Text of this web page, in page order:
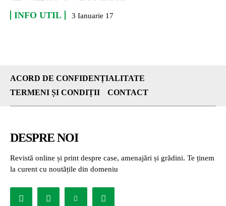
INFO UTIL 3 Ianuarie 17
ACORD DE CONFIDENȚIALITATE
TERMENI ȘI CONDIȚII
CONTACT
DESPRE NOI
Revistă online și print despre case, amenajări și grădini. Te ținem
la curent cu noutățile din domeniu